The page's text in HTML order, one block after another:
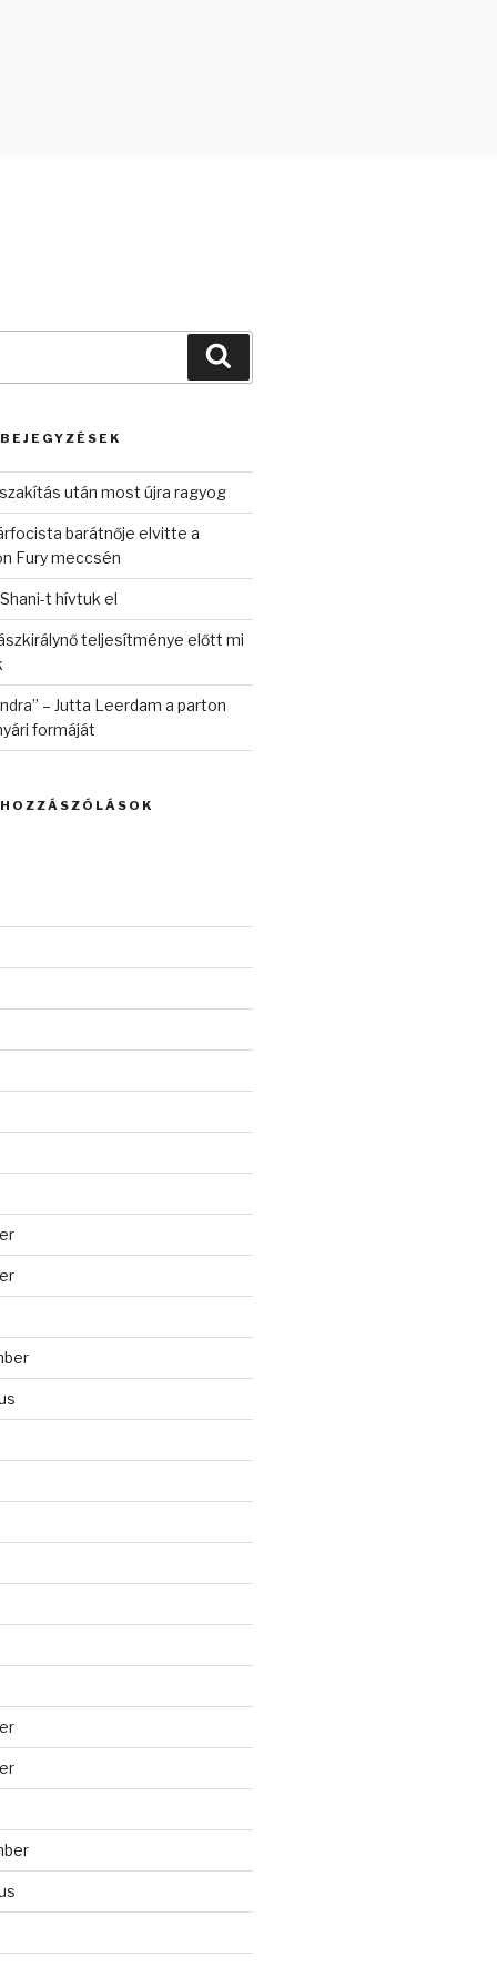
után most újra ragyog
barátnője elvitte a
Fury meccsén
t hívtuk el
teljesítménye előtt mi
– Jutta Leerdam a parton
formáját